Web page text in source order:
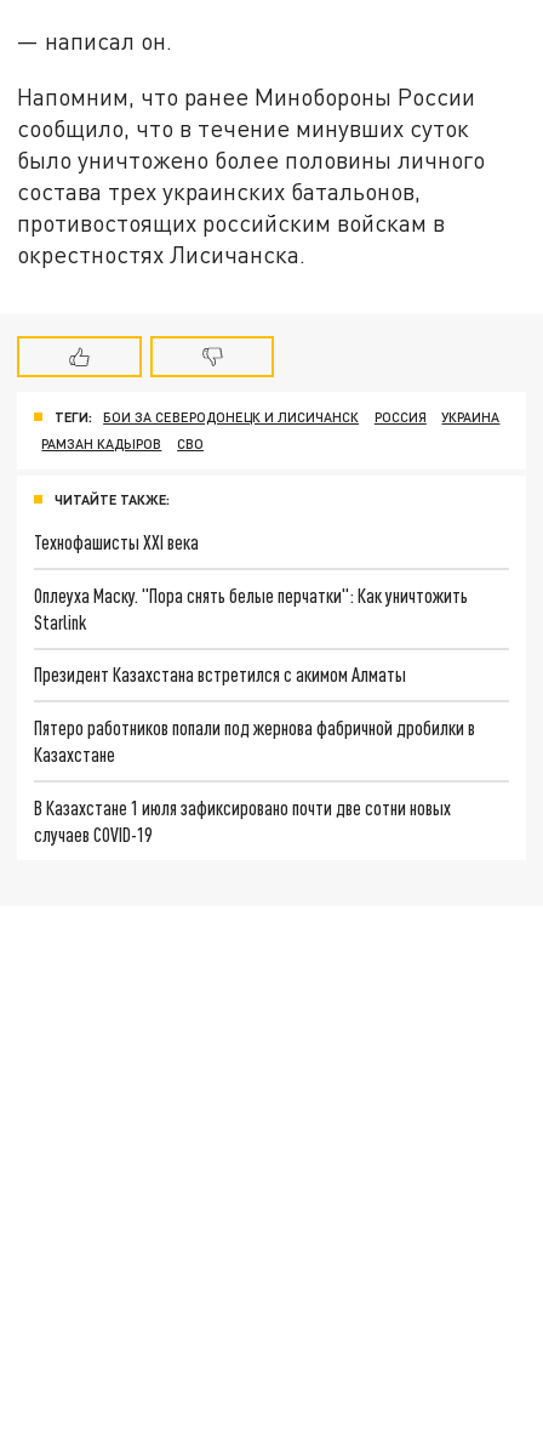
— написал он.
Напомним, что ранее Минобороны России
сообщило, что в течение минувших суток
было уничтожено более половины личного
состава трех украинских батальонов,
противостоящих российским войскам в
окрестностях Лисичанска.
ТЕГИ: БОИ ЗА СЕВЕРОДОНЕЦК И ЛИСИЧАНСК РОССИЯ
УКРАИНА
РАМЗАН КАДЫРОВ
СВО
ЧИТАЙТЕ ТАКЖЕ:
Технофашисты XXI века
Оплеуха Маску. "Пора снять белые перчатки": Как уничтожить
Starlink
Президент Казахстана встретился с акимом Алматы
Пятеро работников попали под жернова фабричной дробилки в
Казахстане
В Казахстане 1 июля зафиксировано почти две сотни новых
случаев COVID-19